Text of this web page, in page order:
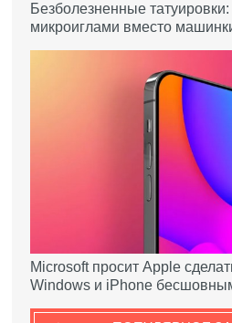
Безболезненные
микроиглами вместо
Microsoft просит Apple
Windows и iPhone